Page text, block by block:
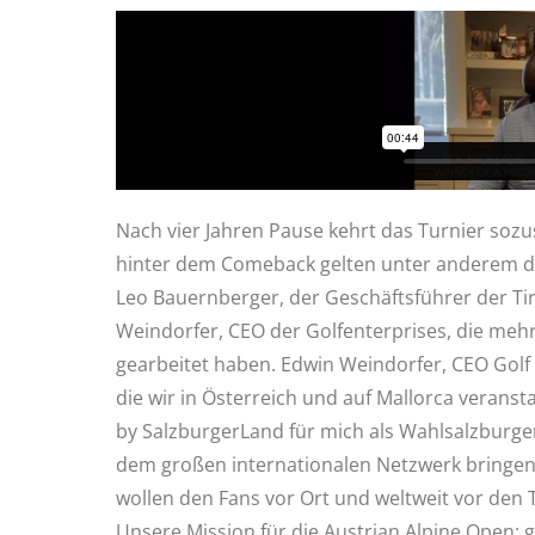
Nach vier Jahren Pause kehrt das Turnier
hinter dem Comeback gelten unter anderem
Leo Bauernberger, der Geschäftsführer der
Weindorfer, CEO der Golfenterprises, die
gearbeitet haben. Edwin Weindorfer, CEO
die wir in Österreich und auf Mallorca
by SalzburgerLand für mich als
dem großen internationalen Netzwerk
wollen den Fans vor Ort und weltweit vor den